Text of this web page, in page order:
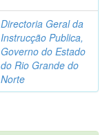
Directoria Geral da
Instrucção Publica,
Governo do Estado
do Rio Grande do
Norte